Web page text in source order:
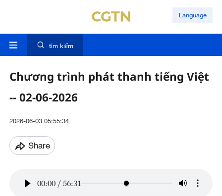
Language
tìm kiếm
Chương trình phát thanh tiếng Việt
-- 02-06-2026
2026-06-03 05:55:34
Share
00:00 / 56:31